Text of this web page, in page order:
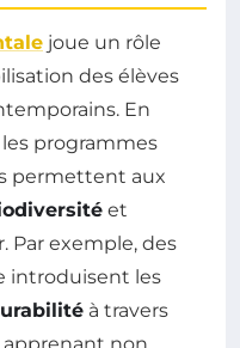
joue un rôle
des élèves
En
programmes
permettent aux
et
Par exemple, des
introduisent les
à travers